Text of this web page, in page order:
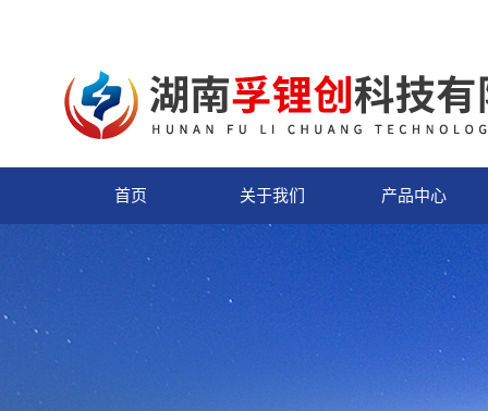
首页 关于我们 产品中心